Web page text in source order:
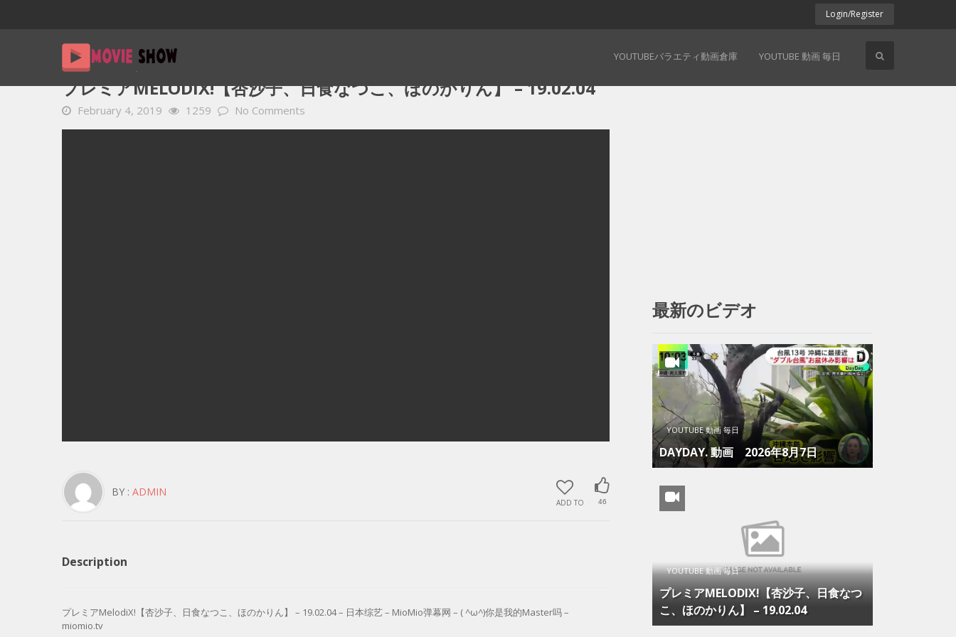
Login/Register
YOUTUBEバラエティ動画倉庫 YOUTUBE 動画 毎日
Home
プレミアMELODIX!【杏沙子、日食なつこ、ほのかりん】 – 19.02.04
February 4, 2019 1259 No Comments
ADD TO 46
BY : ADMIN
Description
プレミアMelodiX!【杏沙子、日食なつこ、ほのかりん】 – 19.02.04 – 日本综艺 – MioMio弹幕网 – ( ^ω^)你是我的Master吗 –
miomio.tv
最新のビデオ
YOUTUBE 動画 毎日
DAYDAY. 動画 2026年8月7日
YOUTUBE 動画 毎日
プレミアMELODIX!【杏沙子、日食なつ
こ、ほのかりん】 – 19.02.04